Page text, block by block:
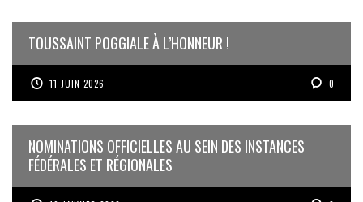
TOUSSAINT POGGIALE À L’HONNEUR !
11 JUIN 2026 0
NOMINATIONS OFFICIELLES AU SEIN DES INSTANCES
FÉDÉRALES ET RÉGIONALES